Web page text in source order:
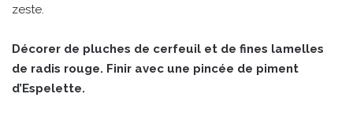
zeste.
Décorer de pluches de cerfeuil et de fines lamelles
de radis rouge. Finir avec une pincée de piment
d’Espelette.